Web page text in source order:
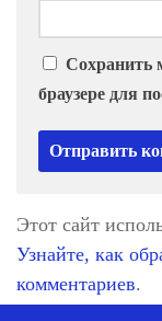
Сохранить
браузере для
Этот сайт
Узнайте, как
комментариев.